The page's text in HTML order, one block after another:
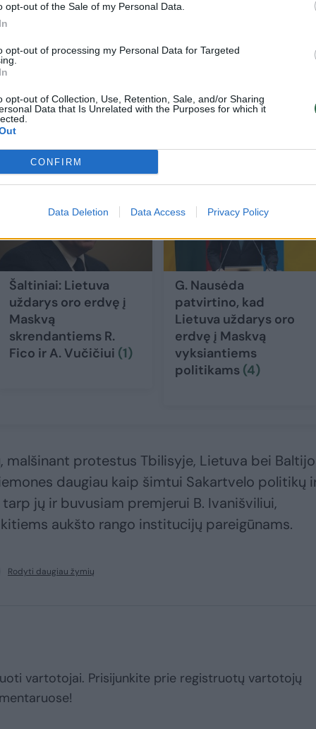
opt-out of the Sale of my Personal Data.
opt-out of processing my Personal Data for Targeted
opt-out of Collection, Use, Retention, Sale, and/or Sharing
Data that Is Unrelated with the Purposes for which it
CONFIRM
Data Deletion Data Access Privacy Policy
gruodį valdančiajai partijai „Sakartvelo
Iraklis Kobachidzė pranešė, kad Tbilisis iki
ES. Po šio sprendimo Sakartvele kilo
Šaltiniai: Lietuva
uždarys oro erdvę į
Maskvą
skrendantiems R.
Fico ir A. Vučičiui (1)
G. Nausėda
patvirtino, kad
Lietuva uždarys oro
erdvę į Maskvą
vyksiantiems
politikams (4)
malšinant protestus Tbilisyje, Lietuva bei
daugiau kaip šimtui Sakartvelo politikų
jų ir buvusiam premjerui B. Ivanišviliui,
aukšto rango institucijų pareigūnams.
Rodyti daugiau žymių
vartotojai. Prisijunkite prie registruotų vartotojų